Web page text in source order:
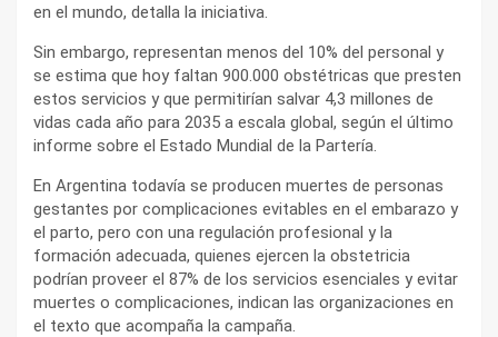
en el mundo, detalla la iniciativa.
Sin embargo, representan menos del 10% del personal y
se estima que hoy faltan 900.000 obstétricas que presten
estos servicios y que permitirían salvar 4,3 millones de
vidas cada año para 2035 a escala global, según el último
informe sobre el Estado Mundial de la Partería.
En Argentina todavía se producen muertes de personas
gestantes por complicaciones evitables en el embarazo y
el parto, pero con una regulación profesional y la
formación adecuada, quienes ejercen la obstetricia
podrían proveer el 87% de los servicios esenciales y evitar
muertes o complicaciones, indican las organizaciones en
el texto que acompaña la campaña.